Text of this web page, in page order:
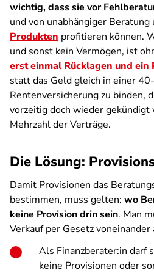
wichtig, dass sie vor
und von unabhängiger Beratung
Produkten profitieren können.
und sonst kein Vermögen, ist
erst einmal Rücklagen und ein
statt das Geld gleich in einer
Rentenversicherung zu binden,
vorzeitig doch wieder gekündigt
Mehrzahl der Verträge.
Die Lösung:
Damit Provisionen das
bestimmen, muss gelten: wo
keine Provision drin sein. Man
Verkauf per Gesetz voneinander
Als Finanzberater:in darf
keine Provisionen oder